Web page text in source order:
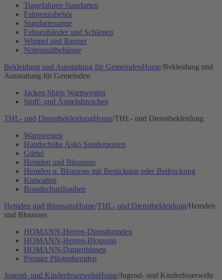
Tragefahnen Standarten
Fahnenzubehör
Standartenarme
Fahnenbänder und Schärpen
Wimpel und Banner
Notenpultbehänge
Bekleidung und Ausstattung für GemeindenHome/Bekleidung und
Ausstattung für Gemeinden
Jacken Shirts Warnwesten
Stoff- und Ärmelabzeichen
THL- und DienstbekleidungHome/THL- und Dienstbekleidung
Warnwesten
Handschuhe Askö Sonderposten
Gürtel
Hemden und Blousons
Hemden u. Blousons mit Bestickung oder Bedruckung
Krawatten
Brandschutzhauben
Hemden und BlousonsHome/THL- und Dienstbekleidung/Hemden
und Blousons
HOMANN-Herren-Diensthemden
HOMANN-Herren-Blousons
HOMANN-Damenblusen
Premier Pilotenhemden
Jugend- und KinderfeuerwehrHome/Jugend- und Kinderfeuerwehr